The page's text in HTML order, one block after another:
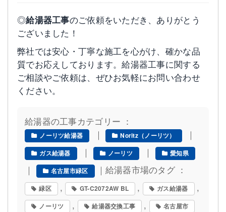
◎給湯器工事のご依頼をいただき、ありがとう
ございました！
弊社では安心・丁寧な施工を心がけ、確かな品
質でお応えしております。給湯器工事に関する
ご相談やご依頼は、ぜひお気軽にお問い合わせ
ください。
給湯器の工事カテゴリー ：
ノーリツ給湯器 ｜ Noritz（ノーリツ） ｜
ガス給湯器 ｜ ノーリツ ｜ 愛知県
｜ 名古屋市緑区 ｜給湯器市場のタグ ：
緑区 , GT-C2072AW BL , ガス給湯器 ,
ノーリツ , 給湯器交換工事 , 名古屋市